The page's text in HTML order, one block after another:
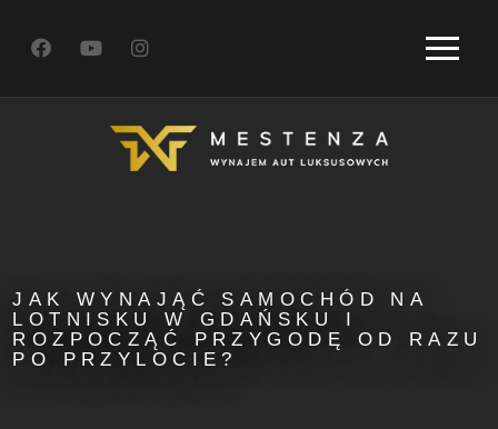
JAK WYNAJĄĆ SAMOCHÓD NA
LOTNISKU W GDAŃSKU I
ROZPOCZĄĆ PRZYGODĘ OD RAZU
PO PRZYLOCIE?